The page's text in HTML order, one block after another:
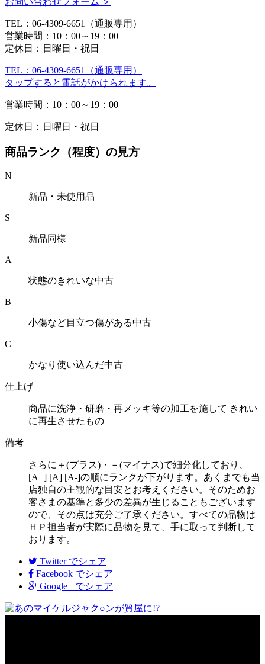
TEL：06-4309-6651（通販専用）
営業時間：10：00～19：00
定休日：日曜日・祝日
TEL：06-4309-6651（通販専用）
タップすると電話がかけられます。
営業時間：10：00～19：00
定休日：日曜日・祝日
商品ランク（程度）の見方
N
新品・未使用品
S
新品同様
A
状態のきれいな中古
B
小傷など目立つ傷がある中古
C
かなり使い込んだ中古
仕上げ
商品に洗浄・研磨・再メッキ等の加工を施して きれい
に再生させたもの
備考
さらに＋(プラス)・－(マイナス)で細分化しており、
[A+] [A] [A-]の順にランクが下がります。あくまでも当
店独自の主観的な目安とお考えください。そのためお
客さまの基準と多少の差異が生じることもございます
ので、その点は充分ご了承ください。すべての品物は
ＨＰ担当者が実際に品物を見て、手に取って判断して
おります。
Twitter でシェア
Facebook でシェア
Google+ でシェア